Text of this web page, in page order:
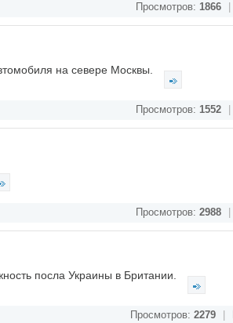
Просмотров: 1866
на севере Москвы.
Просмотров: 1552
Просмотров: 2988
посла Украины в Британии.
Просмотров: 2279